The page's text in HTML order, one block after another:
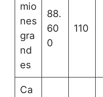
mio
nes
gra
nd
es
88.
60
0
110
Ca